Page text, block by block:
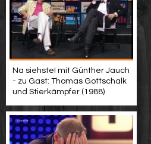
Na siehste! mit Günther Jauch
- zu Gast: Thomas Gottschalk
und Stierkämpfer (1988)